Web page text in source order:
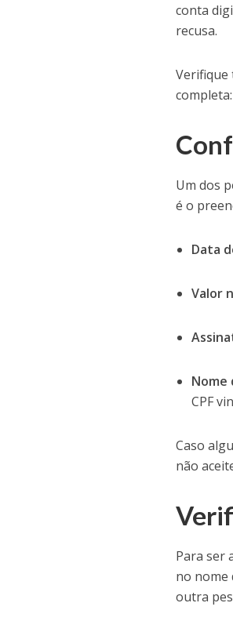
conta
recusa.
Verifique
Um dos
é o
Data
Valor
Nome
CPF
Caso
não
Para ser
no nome
outra